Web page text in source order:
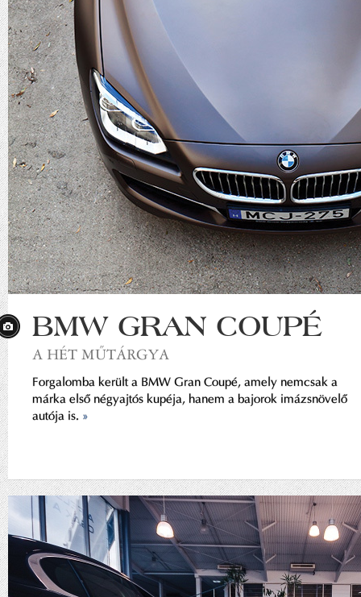
BMW GRAN COUPÉ
A HÉT MŰTÁRGYA
Forgalomba került a BMW Gran Coupé, amely nemcsak a
márka első négyajtós kupéja, hanem a bajorok imázsnövelő
autója is. »